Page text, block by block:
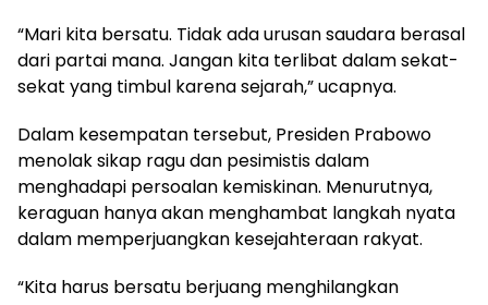
“Mari kita bersatu. Tidak ada urusan saudara berasal
dari partai mana. Jangan kita terlibat dalam sekat-
sekat yang timbul karena sejarah,” ucapnya.
Dalam kesempatan tersebut, Presiden Prabowo
menolak sikap ragu dan pesimistis dalam
menghadapi persoalan kemiskinan. Menurutnya,
keraguan hanya akan menghambat langkah nyata
dalam memperjuangkan kesejahteraan rakyat.
“Kita harus bersatu berjuang menghilangkan